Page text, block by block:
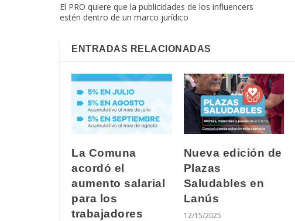
El PRO quiere que la publicidades de los influencers
estén dentro de un marco jurídico
ENTRADAS RELACIONADAS
La Comuna
acordó el
aumento salarial
para los
trabajadores
Nueva edición de
Plazas
Saludables en
Lanús
12/15/2025